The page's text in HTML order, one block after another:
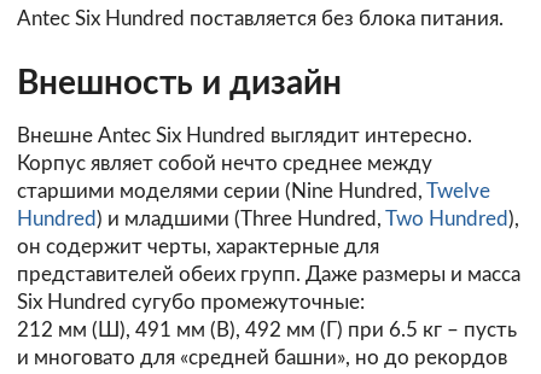
Antec Six Hundred поставляется без блока питания.
Внешность и дизайн
Внешне Antec Six Hundred выглядит интересно.
Корпус являет собой нечто среднее между
старшими моделями серии (Nine Hundred,
Twelve
Hundred ) и младшими (Three Hundred, Two Hundred ),
он содержит черты, характерные для
представителей обеих групп. Даже размеры и масса
Six Hundred сугубо промежуточные:
212 мм (Ш), 491 мм (В), 492 мм (Г) при 6.5 кг – пусть
и многовато для «средней башни», но до рекордов